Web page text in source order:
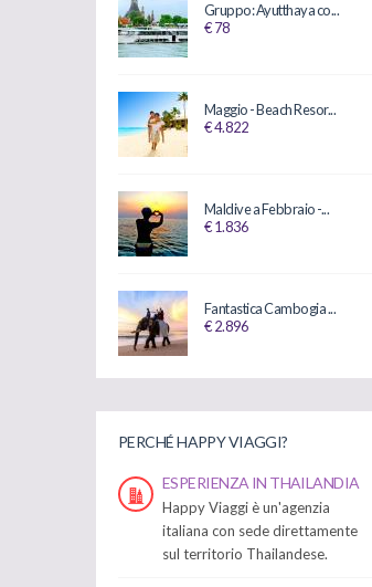
Gruppo: Ayutthaya co...
€ 78
Maggio - Beach Resor...
€ 4.822
Maldive a Febbraio -...
€ 1.836
Fantastica Cambogia ...
€ 2.896
PERCHÉ HAPPY VIAGGI?
ESPERIENZA IN THAILANDIA
Happy Viaggi è un'agenzia
italiana con sede direttamente
sul territorio Thailandese.